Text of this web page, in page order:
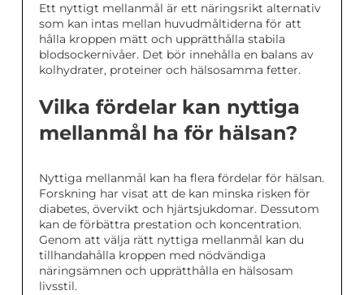
Ett nyttigt mellanmål är ett näringsrikt alternativ
som kan intas mellan huvudmåltiderna för att
hålla kroppen mätt och upprätthålla stabila
blodsockernivåer. Det bör innehålla en balans av
kolhydrater, proteiner och hälsosamma fetter.
Vilka fördelar kan nyttiga
mellanmål ha för hälsan?
Nyttiga mellanmål kan ha flera fördelar för hälsan.
Forskning har visat att de kan minska risken för
diabetes, övervikt och hjärtsjukdomar. Dessutom
kan de förbättra prestation och koncentration.
Genom att välja rätt nyttiga mellanmål kan du
tillhandahålla kroppen med nödvändiga
näringsämnen och upprätthålla en hälsosam
livsstil.